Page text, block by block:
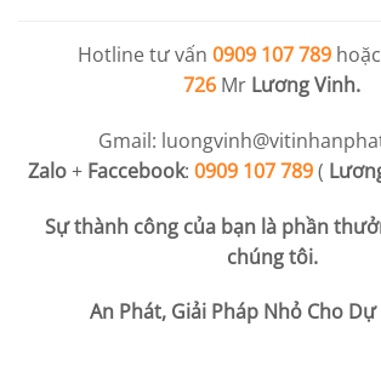
Hotline tư vấn 0909 107 789hoặc
726 Mr Lương Vinh.
Gmail:
Zalo+ Faccebook: 0909 107 789(
Sự thành công của bạn là phần
chúng tôi.
An Phát, Giải Pháp Nhỏ Cho Dự